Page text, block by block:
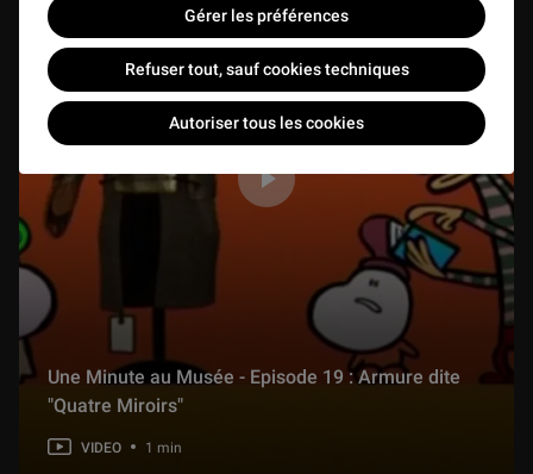
Gérer les préférences
Refuser tout, sauf cookies techniques
Autoriser tous les cookies
Une Minute au Musée - Episode 19 : Armure dite
"Quatre Miroirs"
VIDEO 1 min